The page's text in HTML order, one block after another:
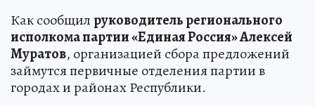
Как сообщилруководитель регионального
исполкома партии «Единая Россия» Алексей
Муратов, организацией сбора предложений
займутся первичные отделения партии в
городах и районах Республики.